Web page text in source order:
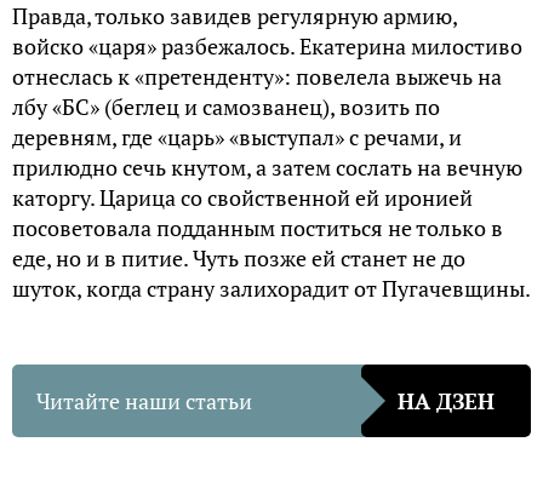
Правда, только завидев регулярную армию,
войско «царя» разбежалось. Екатерина милостиво
отнеслась к «претенденту»: повелела выжечь на
лбу «БС» (беглец и самозванец), возить по
деревням, где «царь» «выступал» с речами, и
прилюдно сечь кнутом, а затем сослать на вечную
каторгу. Царица со свойственной ей иронией
посоветовала подданным поститься не только в
еде, но и в питие. Чуть позже ей станет не до
шуток, когда страну залихорадит от Пугачевщины.
Читайте наши статьи НА ДЗЕН